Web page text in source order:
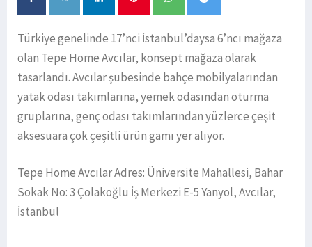
Türkiye genelinde 17’nci İstanbul’daysa 6’ncı mağaza
olan Tepe Home Avcılar, konsept mağaza olarak
tasarlandı. Avcılar şubesinde bahçe mobilyalarından
yatak odası takımlarına, yemek odasından oturma
gruplarına, genç odası takımlarından yüzlerce çeşit
aksesuara çok çeşitli ürün gamı yer alıyor.
Tepe Home Avcılar Adres: Üniversite Mahallesi, Bahar
Sokak No: 3 Çolakoğlu İş Merkezi E-5 Yanyol, Avcılar,
İstanbul